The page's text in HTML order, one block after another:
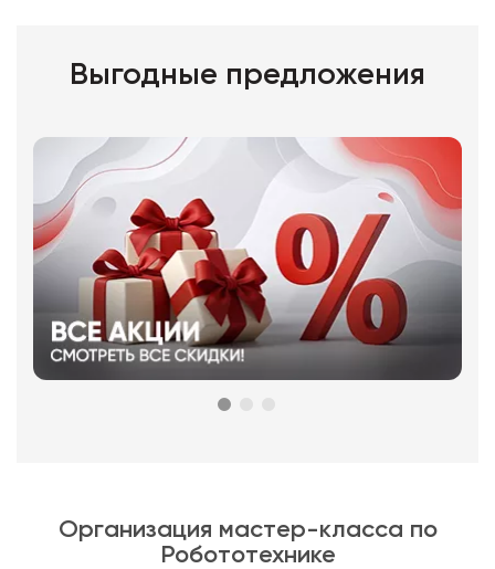
Выгодные предложения
Организация мастер-класса по
Робототехнике